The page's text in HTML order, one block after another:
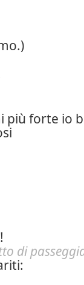
più forte io
di